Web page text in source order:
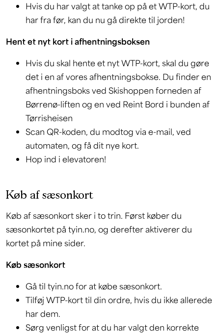
Hvis du har valgt at tanke op på et WTP-kort, du
har fra før, kan du nu gå direkte til jorden!
Hent et nyt kort i afhentningsboksen
Hvis du skal hente et nyt WTP-kort, skal du gøre
det i en af vores afhentningsbokse. Du finder en
afhentningsboks ved Skishoppen forneden af
Børrenø-liften og en ved Reint Bord i bunden af
Tørrisheisen
Scan QR-koden, du modtog via e-mail, ved
automaten, og få dit nye kort.
Hop ind i elevatoren!
Køb af sæsonkort
Køb af sæsonkort sker i to trin. Først køber du
sæsonkortet på tyin.no, og derefter aktiverer du
kortet på mine sider.
Køb sæsonkort
Gå til tyin.no for at købe sæsonkort.
Tilføj WTP-kort til din ordre, hvis du ikke allerede
har dem.
Sørg venligst for at du har valgt den korrekte